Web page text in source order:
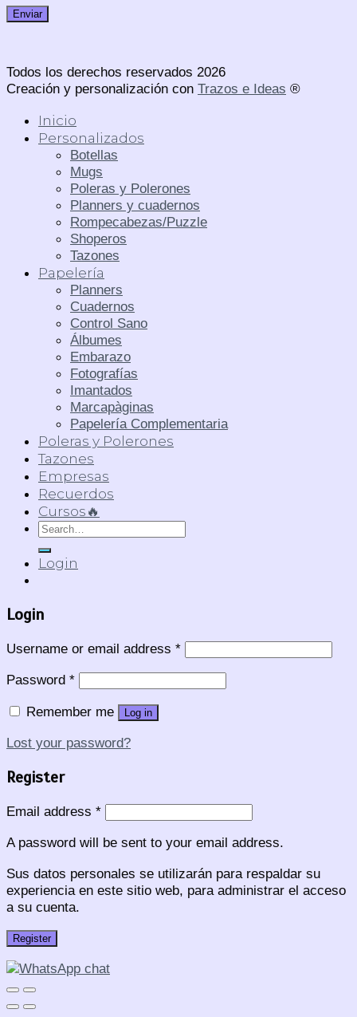
Todos los derechos reservados 2026
Creación y personalización con Trazos e Ideas ®
Inicio
Personalizados
Botellas
Mugs
Poleras y Polerones
Planners y cuadernos
Rompecabezas/Puzzle
Shoperos
Tazones
Papelería
Planners
Cuadernos
Control Sano
Álbumes
Embarazo
Fotografías
Imantados
Marcapàginas
Papelería Complementaria
Poleras y Polerones
Tazones
Empresas
Recuerdos
Cursos🔥
Search
Login
Login
Username or email address *
Password *
Remember me
Log in
Lost your password?
Register
Email address *
A password will be sent to your email address.
Sus datos personales se utilizarán para respaldar su
experiencia en este sitio web, para administrar el acceso
a su cuenta.
Register